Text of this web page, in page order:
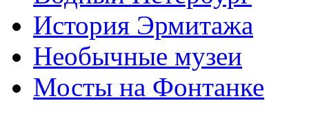
История Эрмитажа
Необычные музеи
Мосты на Фонтанке